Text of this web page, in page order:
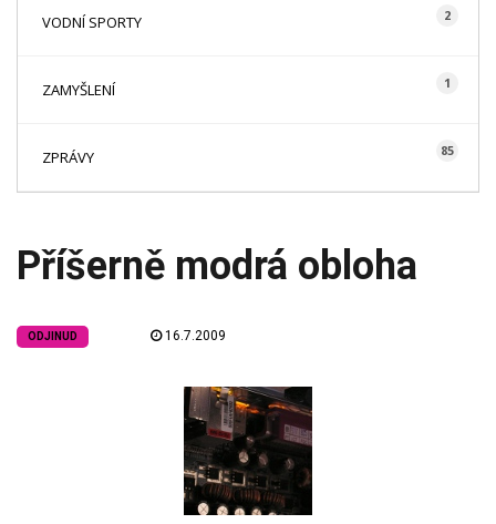
VODNÍ SPORTY 2
ZAMYŠLENÍ 1
ZPRÁVY 85
Příšerně modrá obloha
ODJINUD 16.7.2009